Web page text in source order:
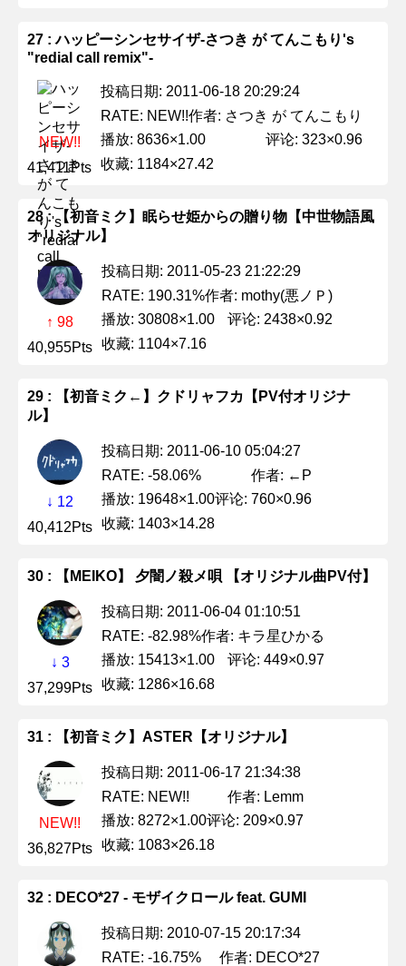
27 : ハッピーシンセサイザ-さつき が てんこもり's
"redial call remix"-
NEW!!
41,411Pts
投稿日期: 2011-06-18 20:29:24
RATE: NEW!!作者: さつき が てんこもり
播放: 8636×1.00
评论: 323×0.96
收藏: 1184×27.42
28 : 【初音ミク】眠らせ姫からの贈り物【中世物語風
オリジナル】
↑ 98
40,955Pts
投稿日期: 2011-05-23 21:22:29
RATE: 190.31%作者: mothy(悪ノＰ)
播放: 30808×1.00
评论: 2438×0.92
收藏: 1104×7.16
29 : 【初音ミク←】クドリャフカ【PV付オリジナ
ル】
↓ 12
40,412Pts
投稿日期: 2011-06-10 05:04:27
RATE: -58.06%
作者: ←P
播放: 19648×1.00评论: 760×0.96
收藏: 1403×14.28
30 : 【MEIKO】 夕闇ノ殺メ唄 【オリジナル曲PV付】
↓ 3
37,299Pts
投稿日期: 2011-06-04 01:10:51
RATE: -82.98%作者: キラ星ひかる
播放: 15413×1.00
评论: 449×0.97
收藏: 1286×16.68
31 : 【初音ミク】ASTER【オリジナル】
NEW!!
36,827Pts
投稿日期: 2011-06-17 21:34:38
RATE: NEW!!
作者: Lemm
播放: 8272×1.00评论: 209×0.97
收藏: 1083×26.18
32 : DECO*27 - モザイクロール feat. GUMI
投稿日期: 2010-07-15 20:17:34
RATE: -16.75%
作者: DECO*27